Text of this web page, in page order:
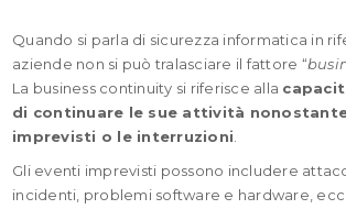
Quando si parla di sicurezza informatica in
aziende non si può tralasciare il fattore “
La business continuity si riferisce alla
di continuare le sue attività
imprevisti o le interruzioni
Gli eventi imprevisti possono includere
incidenti, problemi software e hardware,